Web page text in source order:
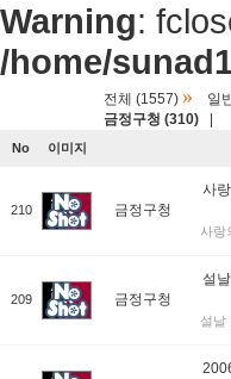
Warning:
/home/
전체 (1557) » 일
금정구청 (310)
No 이미지
210 금정구청
사
사랑
209 금정구청
설
설날